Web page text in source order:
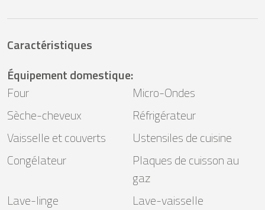
Caractéristiques
Équipement domestique:
Four
Micro-Ondes
Sèche-cheveux
Réfrigérateur
Vaisselle et couverts
Ustensiles de cuisine
Congélateur
Plaques de cuisson au
gaz
Lave-linge
Lave-vaisselle